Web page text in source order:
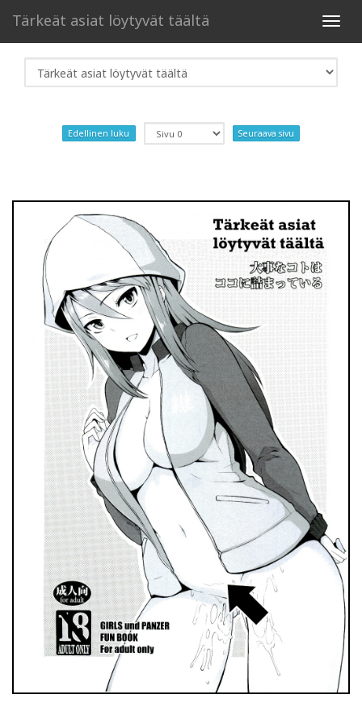
Tärkeät asiat löytyvät täältä
Edellinen luku Seuraava sivu